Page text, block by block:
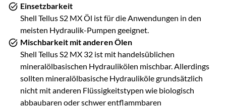
Einsetzbarkeit
Shell Tellus S2 MX Öl ist für die Anwendungen in den
meisten Hydraulik-Pumpen geeignet.
Mischbarkeit mit anderen Ölen
Shell Tellus S2 MX 32 ist mit handelsüblichen
mineralölbasischen Hydraulikölen mischbar. Allerdings
sollten mineralölbasische Hydrauliköle grundsätzlich
nicht mit anderen Flüssigkeitstypen wie biologisch
abbaubaren oder schwer entflammbaren